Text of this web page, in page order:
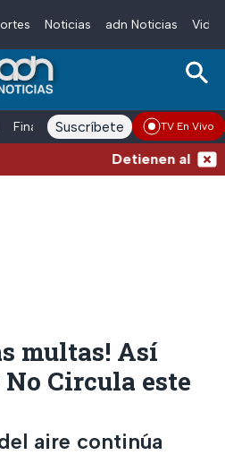
Noticias adn Noticias
Finanzas adn Noticias Radio
Suscríbete TV En Vivo
Detienen al
multas! Así
Circula este
aire continúa